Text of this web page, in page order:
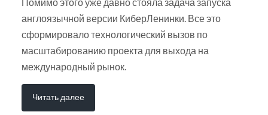
англоязычной версии КиберЛенинки. Все это
сформировало технологический вызов по
масштабированию проекта для выхода на
международный рынок.
Читать далее